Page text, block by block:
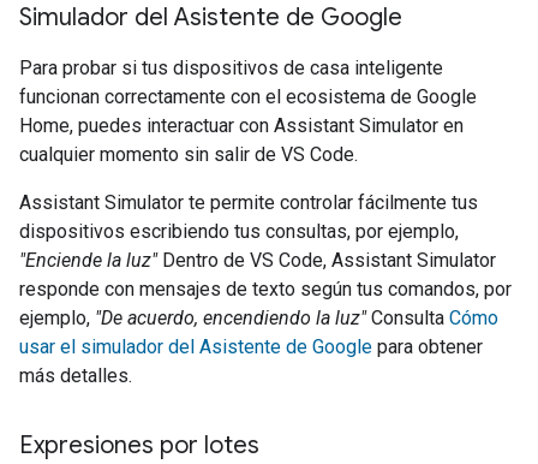
Simulador del Asistente de Google
Para probar si tus dispositivos de casa inteligente
funcionan correctamente con el ecosistema de Google
Home, puedes interactuar con Assistant Simulator en
cualquier momento sin salir de VS Code.
Assistant Simulator te permite controlar fácilmente tus
dispositivos escribiendo tus consultas, por ejemplo,
"Enciende la luz"Dentro de VS Code, Assistant Simulator
responde con mensajes de texto según tus comandos, por
ejemplo, "De acuerdo, encendiendo la luz"Consulta Cómo
usar el simulador del Asistente de Google para obtener
más detalles.
Expresiones por lotes